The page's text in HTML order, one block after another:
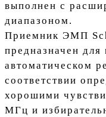
выполнен с
диапазоном.
Приемник ЭМП
предназначен
автоматическом
соответствии
хорошими
МГц и